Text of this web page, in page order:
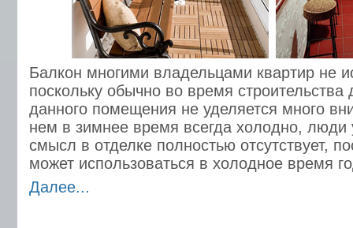
Балкон многими владельцами квартир не
поскольку обычно во время строительства
данного помещения не уделяется много
нем в зимнее время всегда холодно, люди
смысл в отделке полностью отсутствует,
может использоваться в холодное время
Далее...